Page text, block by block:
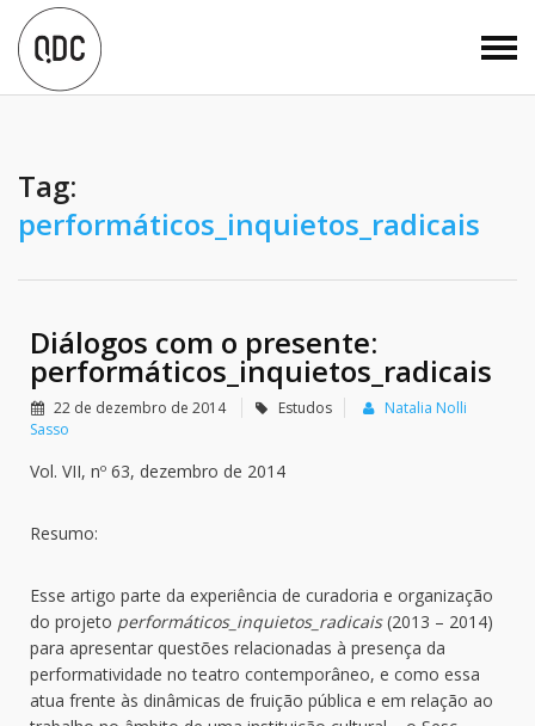
Tag:
performáticos_inquietos_radicais
Diálogos com o presente:
performáticos_inquietos_radicais
22 de dezembro de 2014 Estudos
Natalia Nolli
Sasso
Vol. VII, nº 63, dezembro de 2014
Resumo:
Esse artigo parte da experiência de curadoria e organização
do projeto performáticos_inquietos_radicais(2013 – 2014)
para apresentar questões relacionadas à presença da
performatividade no teatro contemporâneo, e como essa
atua frente às dinâmicas de fruição pública e em relação ao